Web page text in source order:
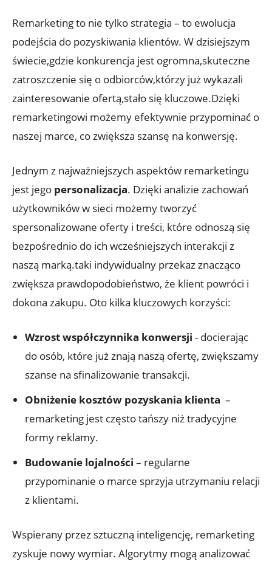
Remarketing to nie ‌tylko strategia ⁤– to ⁢ewolucja
podejścia ⁤do pozyskiwania‍ klientów. ‌W dzisiejszym
świecie,gdzie ⁢konkurencja jest ogromna,skuteczne
zatroszczenie się⁤ o⁢ odbiorców,którzy już wykazali
zainteresowanie ofertą,stało się ⁣kluczowe.Dzięki
remarketingowi⁣ możemy efektywnie przypominać ⁢o
naszej marce, ⁤co​ zwiększa szansę na konwersję.
Jednym ​z⁣ najważniejszych aspektów ⁣remarketingu
jest ⁤jego personalizacja. Dzięki analizie zachowań
użytkowników w sieci możemy tworzyć
spersonalizowane ‌oferty i treści,⁢ które odnoszą się‍
bezpośrednio do‍ ich wcześniejszych interakcji z
naszą marką.taki indywidualny ⁤przekaz znacząco
zwiększa prawdopodobieństwo, że klient⁤ powróci i
dokona zakupu. Oto kilka kluczowych korzyści:
Wzrost współczynnika konwersji -‍ docierając
do osób, które⁢ już znają naszą ofertę, zwiększamy
szanse na sfinalizowanie transakcji.
Obniżenie‌ kosztów pozyskania klienta ⁢ –
remarketing ‍jest często tańszy niż tradycyjne ​
formy reklamy.
Budowanie lojalności – regularne
⁣przypominanie o marce ‌sprzyja utrzymaniu relacji
z ⁣klientami.
Wspierany przez sztuczną inteligencję, remarketing
zyskuje nowy wymiar.​ Algorytmy⁣ mogą analizować